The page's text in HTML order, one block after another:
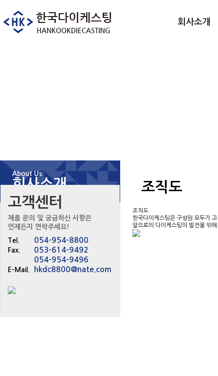
회사소개
About Us
회사소개
CEO인사말
회사개요
고객센터
제품 문의 및 궁금하신 사항은
언제든지 연락주세요!
Tel.
054-954-8800
Fax.
053-614-9492
054-954-9496
E-Mail. hkdc8800@nate.com
조직도
조직도
한국다이케스팅은 구성원 모두가
앞으로의 다이케스팅의 발전을 위